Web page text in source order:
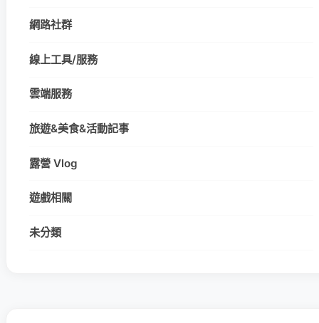
網路社群
線上工具/服務
雲端服務
旅遊&美食&活動記事
露營 Vlog
遊戲相關
未分類